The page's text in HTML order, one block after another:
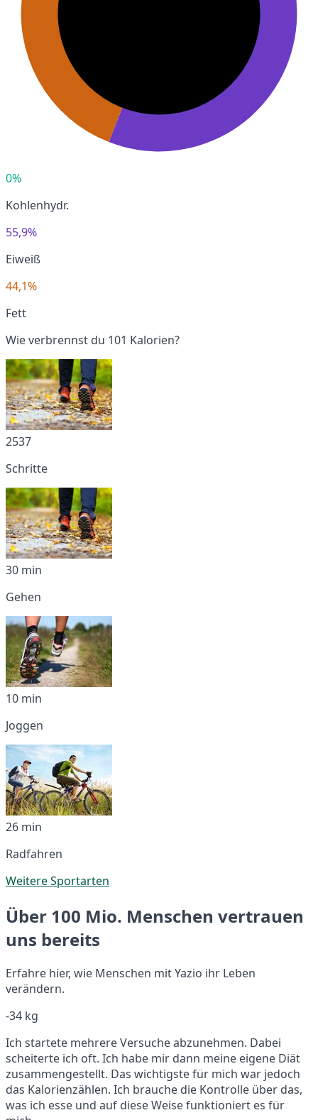
0%
Kohlenhydr.
55,9%
Eiweiß
44,1%
Fett
Wie verbrennst du 101 Kalorien?
2537
Schritte
30 min
Gehen
10 min
Joggen
26 min
Radfahren
Weitere Sportarten
Über 100 Mio. Menschen vertrauen
uns bereits
Erfahre hier, wie Menschen mit Yazio ihr Leben
verändern.
-34 kg
Ich startete mehrere Versuche abzunehmen. Dabei
scheiterte ich oft. Ich habe mir dann meine eigene Diät
zusammengestellt. Das wichtigste für mich war jedoch
das Kalorienzählen. Ich brauche die Kontrolle über das,
was ich esse und auf diese Weise funktioniert es für